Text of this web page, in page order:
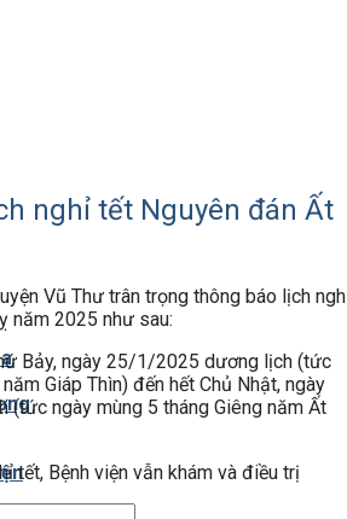
nghỉ tết Nguyên đán Ất
Vũ Thư trân trọng thông báo lịch
năm 2025 như sau:
Bảy, ngày 25/1/2025 dương lịch (tức
Giáp Thìn) đến hết Chủ Nhật, ngày
ngày mùng 5 tháng Giêng năm Ất
tết, Bệnh viện vẫn khám và điều trị